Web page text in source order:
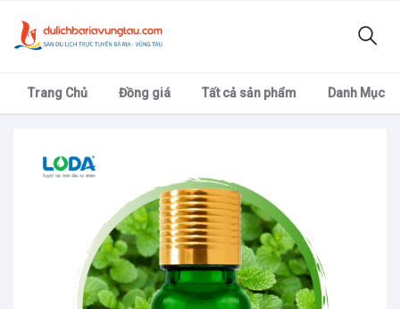
Trang Chủ Đồng giá Tất cả sản phẩm Danh Mục